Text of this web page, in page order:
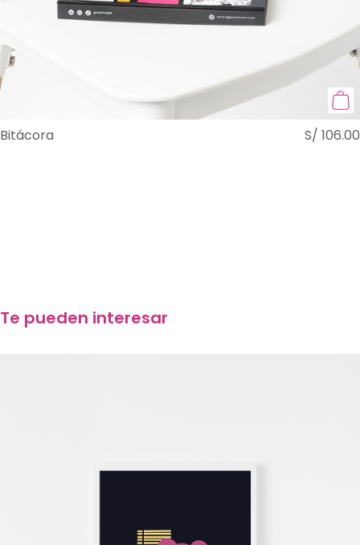
Bitácora S/ 106.00
Te pueden interesar